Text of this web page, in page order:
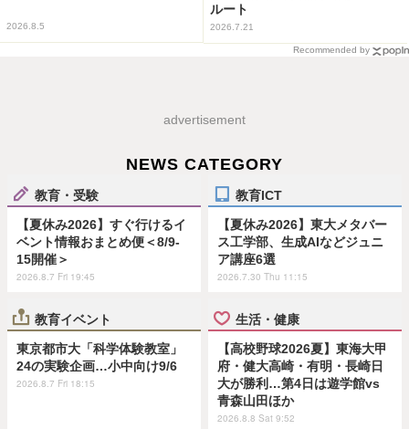
2026.8.5
ルート
2026.7.21
Recommended by
advertisement
NEWS CATEGORY
教育・受験
【夏休み2026】すぐ行けるイ
ベント情報おまとめ便＜8/9-
15開催＞
2026.8.7 Fri 19:45
教育ICT
【夏休み2026】東大メタバー
ス工学部、生成AIなどジュニ
ア講座6選
2026.7.30 Thu 11:15
教育イベント
東京都市大「科学体験教室」
24の実験企画…小中向け9/6
2026.8.7 Fri 18:15
生活・健康
【高校野球2026夏】東海大甲
府・健大高崎・有明・長崎日
大が勝利…第4日は遊学館vs
青森山田ほか
2026.8.8 Sat 9:52